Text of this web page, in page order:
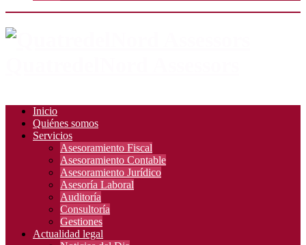
Inicio
Quiénes somos
Servicios
Asesoramiento Fiscal
Asesoramiento Contable
Asesoramiento Jurídico
Asesoría Laboral
Auditoría
Consultoría
Gestiones
Actualidad legal